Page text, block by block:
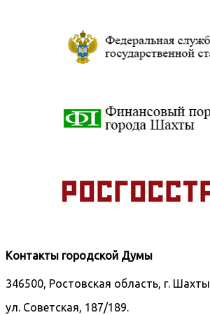
Контакты городской Думы
346500, Ростовская область, г. Шахты,
ул. Советская, 187/189.